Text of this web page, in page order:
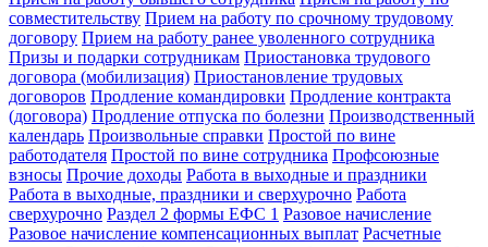
совместительству Прием на работу по срочному трудовому
договору Прием на работу ранее уволенного сотрудника
Призы и подарки сотрудникам Приостановка трудового
договора (мобилизация) Приостановление трудовых
договоров Продление командировки Продление контракта
(договора) Продление отпуска по болезни Производственный
календарь Произвольные справки Простой по вине
работодателя Простой по вине сотрудника Профсоюзные
взносы Прочие доходы Работа в выходные и праздники
Работа в выходные, праздники и сверхурочно Работа
сверхурочно Раздел 2 формы ЕФС 1 Разовое начисление
Разовое начисление компенсационных выплат Расчетные